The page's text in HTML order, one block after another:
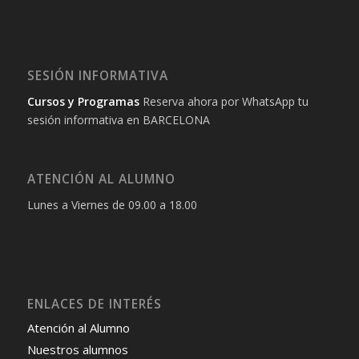
SESIÓN INFORMATIVA
Cursos y ProgramasReserva ahora por WhatsApp tu
sesión informativa en BARCELONA
ATENCIÓN AL ALUMNO
Lunes a Viernes de 09.00 a 18.00
ENLACES DE INTERÉS
Atención al Alumno
Nuestros alumnos